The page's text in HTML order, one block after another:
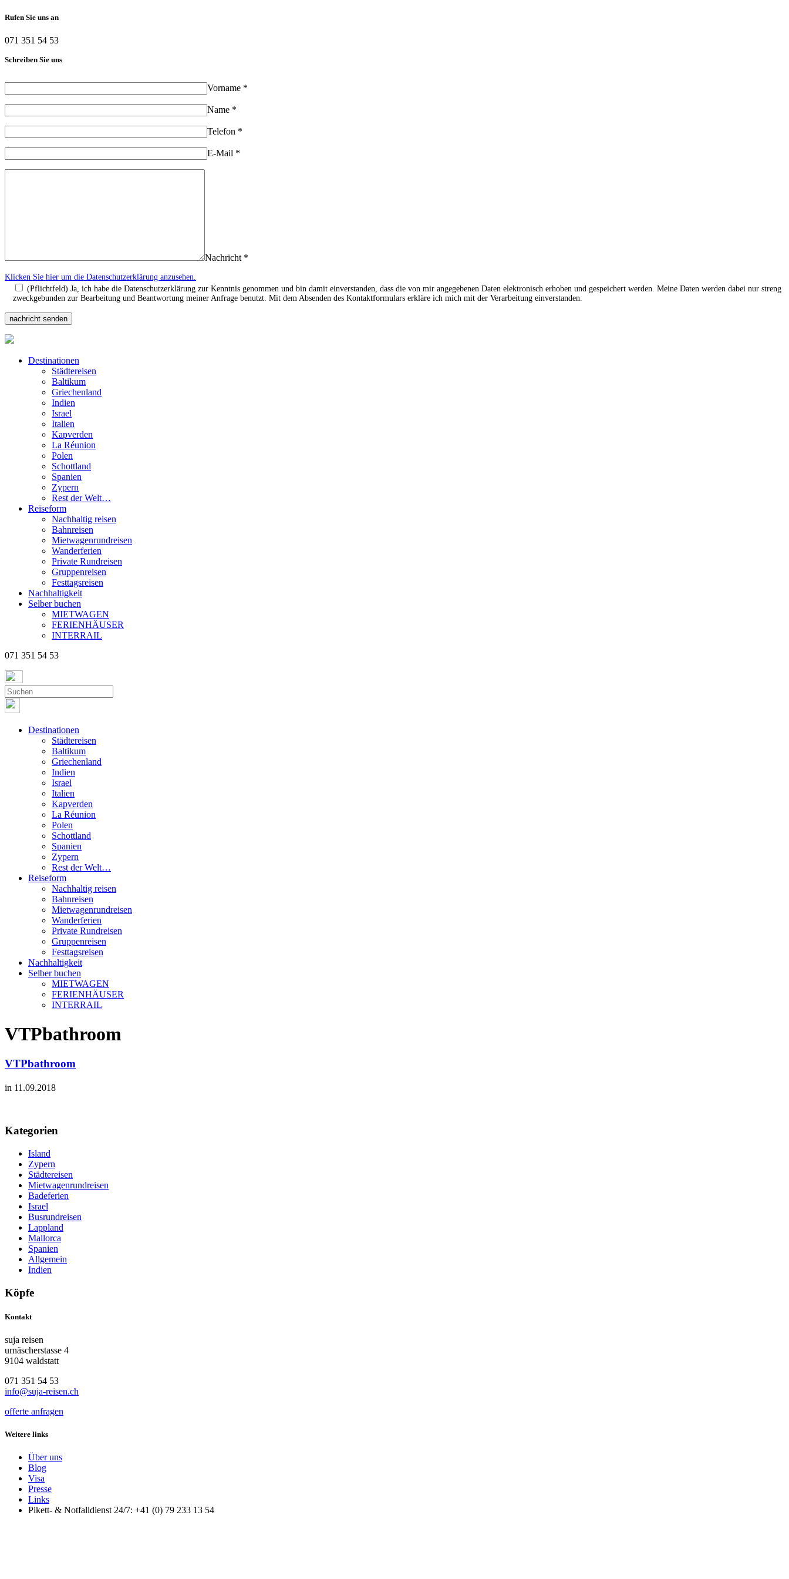
Rufen Sie uns an
071 351 54 53
Schreiben Sie uns
Vorname *
Name *
Telefon *
E-Mail *
Nachricht *
Klicken Sie hier um die Datenschutzerklärung anzusehen.
(Pflichtfeld) Ja, ich habe die Datenschutzerklärung zur Kenntnis genommen und bin damit einverstanden, dass die von mir angegebenen Daten elektronisch erhoben und gespeichert werden. Meine Daten werden dabei nur streng
zweckgebunden zur Bearbeitung und Beantwortung meiner Anfrage benutzt. Mit dem Absenden des Kontaktformulars erkläre ich mich mit der Verarbeitung einverstanden.
Destinationen
Städtereisen
Baltikum
Griechenland
Indien
Israel
Italien
Kapverden
La Réunion
Polen
Schottland
Spanien
Zypern
Rest der Welt…
Reiseform
Nachhaltig reisen
Bahnreisen
Mietwagenrundreisen
Wanderferien
Private Rundreisen
Gruppenreisen
Festtagsreisen
Nachhaltigkeit
Selber buchen
MIETWAGEN
FERIENHÄUSER
INTERRAIL
071 351 54 53
Destinationen
Städtereisen
Baltikum
Griechenland
Indien
Israel
Italien
Kapverden
La Réunion
Polen
Schottland
Spanien
Zypern
Rest der Welt…
Reiseform
Nachhaltig reisen
Bahnreisen
Mietwagenrundreisen
Wanderferien
Private Rundreisen
Gruppenreisen
Festtagsreisen
Nachhaltigkeit
Selber buchen
MIETWAGEN
FERIENHÄUSER
INTERRAIL
VTPbathroom
VTPbathroom
in 11.09.2018
Kategorien
Island
Zypern
Städtereisen
Mietwagenrundreisen
Badeferien
Israel
Busrundreisen
Lappland
Mallorca
Spanien
Allgemein
Indien
Köpfe
Kontakt
suja reisen
urnäscherstasse 4
9104 waldstatt
071 351 54 53
info@suja-reisen.ch
offerte anfragen
Weitere links
Über uns
Blog
Visa
Presse
Links
Pikett- & Notfalldienst 24/7: +41 (0) 79 233 13 54